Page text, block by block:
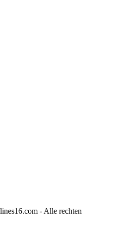
- Alle rechten